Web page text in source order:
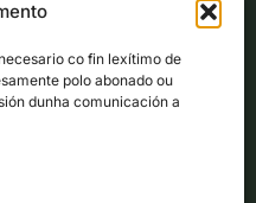
co fin lexítimo de
polo abonado ou
dunha comunicación a
(UE)